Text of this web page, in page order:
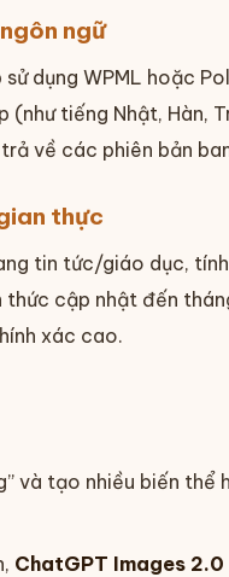
ngữ
dụng WPML hoặc
tiếng Nhật, Hàn,
về các phiên bản
thực
tin tức/giáo dục,
cập nhật đến
xác cao.
và tạo nhiều biến
ChatGPT Images 2.0